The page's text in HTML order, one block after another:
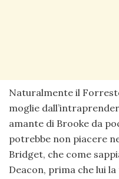
Naturalmente il
moglie
amante di Brooke da
potrebbe non piacere
Bridget, che come
Deacon, prima che lui